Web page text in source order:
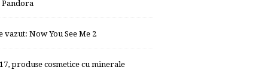
Pandora
vazut: Now You See Me 2
produse cosmetice cu minerale